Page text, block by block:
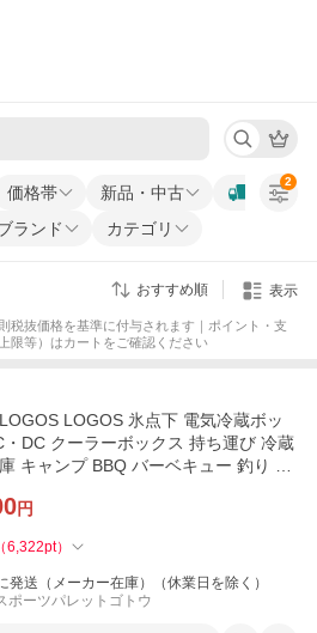
価格帯
新品・中古
ランド カテゴリ
2
おすすめ順 表示
税抜価格を基準に付与されます｜ポイント・支
限等）はカートをご確認ください
LOGOS 氷点下 電気冷蔵ボッ
・DC クーラーボックス 持ち運び 冷蔵
キャンプ BBQ バーベキュー 釣り ス
円
（6,322pt）
発送（メーカー在庫）（休業日を除く）
ポーツパレットゴトウ